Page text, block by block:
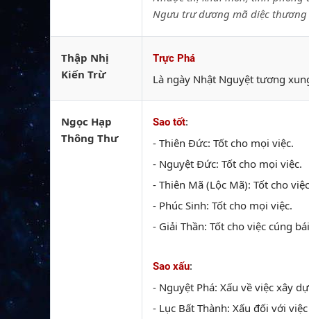
Ngưu trư dương mã diệc thương
Thập Nhị
Kiến Trừ
Trực Phá
Là ngày Nhật Nguyệt tương
Ngọc Hạp
Thông Thư
Sao tốt:
- Thiên Đức: Tốt cho mọi việc.
- Nguyệt Đức: Tốt cho mọi việc.
- Thiên Mã (Lộc Mã): Tốt cho
- Phúc Sinh: Tốt cho mọi việc.
- Giải Thần: Tốt cho việc cúng
Sao xấu:
- Nguyệt Phá: Xấu về việc xây
- Lục Bất Thành: Xấu đối với